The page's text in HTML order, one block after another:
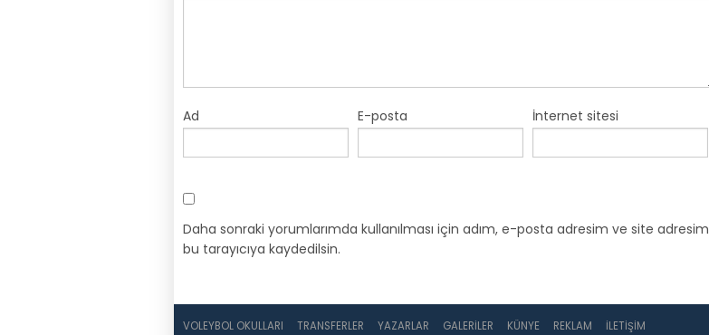
Ad E-posta İnternet sitesi
Daha sonraki yorumlarımda kullanılması için adım, e-posta adresim ve site adresim
bu tarayıcıya kaydedilsin.
VOLEYBOL OKULLARI TRANSFERLER YAZARLAR GALERILER KÜNYE REKLAM İLETIŞIM